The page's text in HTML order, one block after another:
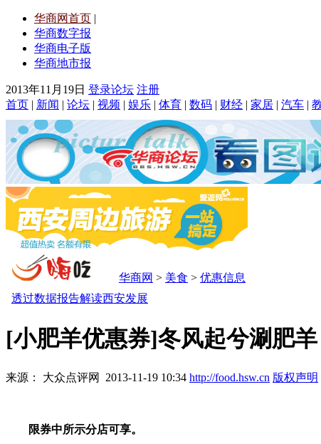
华商网首页 |
华商数字报
华商电子版
华商地市报
2013年11月19日 登录论坛 注册
首页 | 新闻 | 论坛 | 视频 | 娱乐 | 体育 | 数码 | 财经 | 家居 | 汽车 |
华商网 > 美食 > 优惠信息
[小肥羊优惠券]冬风起兮涮肥羊
来源： 大众点评网 2013-11-19 10:34 http://food.hsw.cn 版权声明
限券中所示分店可享。